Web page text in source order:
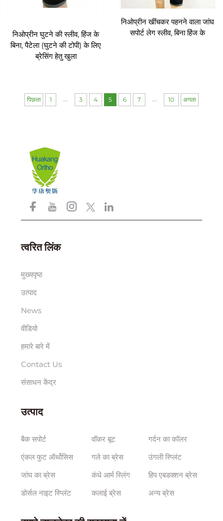
निओप्रीन घुटने की स्लीव, हिंज के
बिना, पैटेला (घुटने की टोपी) के लिए
ब्रेसिंग हेतु खुला
निओप्रीन खींचकर पहनने वाला जांघ
सपोर्ट लेग स्लीव, बिना हिंज के
पिछला 1 3 4 5 6 7 10 अगला
त्वरित लिंक
मुख्यपृष्ठ
उत्पाद
News
वीडियो
हमारे बारे में
Contact Us
संसाधन केंद्र
उत्पाद
बैक सपोर्ट
एंकल फुट ऑर्थोसिस
जांघ का ब्रेस
डोर्सल नाइट स्प्लिंट
वॉकर बूट
गले का ब्रेस
कंधे आर्म स्लिंग
कलाई ब्रेस
गर्दन का कॉलर
उंगली स्प्लिंट
हिप एबडक्शन ब्रेस
अन्य ब्रेस